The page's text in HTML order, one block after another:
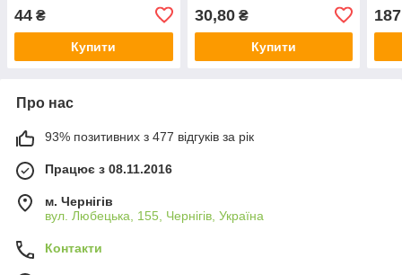
44 ₴
Купити
30,80₴
Купити
187
Про нас
93% позитивних з 477 відгуків за рік
Працює з 08.11.2016
м. Чернігів
вул. Любецька, 155, Чернігів, Україна
Контакти